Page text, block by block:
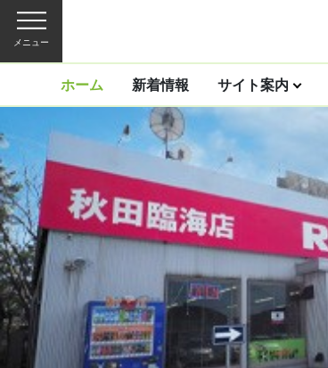
メニュー
ホーム 新着情報 サイト案内